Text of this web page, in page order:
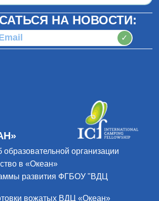
НА НОВОСТИ:
✓
организации
в «Океан»
развития ФГБОУ "ВДЦ
вожатых ВДЦ «Океан»